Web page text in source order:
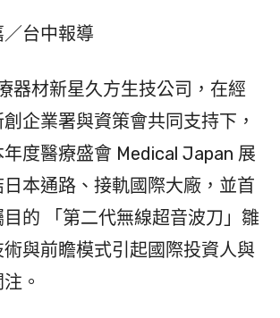
台中報導
器材新星久方生技公司，在經
企業署與資策會共同支持下，
年度醫療盛會 Medical Japan 展
本通路、接軌國際大廠，並首
的 「第二代無線超音波刀」雛
與前瞻模式引起國際投資人與
。